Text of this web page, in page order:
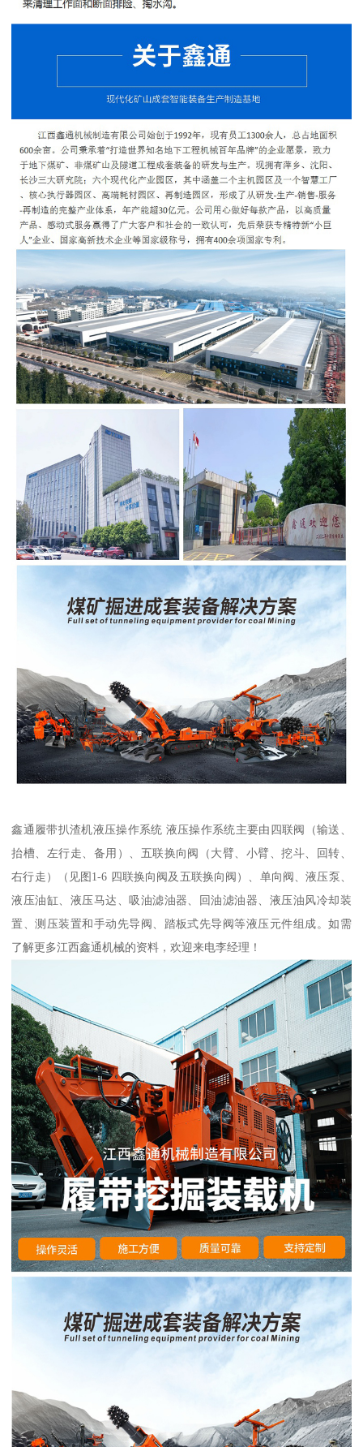
鑫通履带扒渣机液压操作系统 液压操作系统主要由四联阀（输送、
抬槽、左行走、备用）、五联换向阀（大臂、小臂、挖斗、回转、
右行走）（见图1-6 四联换向阀及五联换向阀）、单向阀、液压泵、
液压油缸、液压马达、吸油滤油器、回油滤油器、液压油风冷却装
置、测压装置和手动先导阀、踏板式先导阀等液压元件组成。如需
了解更多江西鑫通机械的资料，欢迎来电李经理！